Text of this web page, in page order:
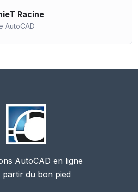
Racine
AutoCAD
AutoCAD en ligne
partir du bon pied